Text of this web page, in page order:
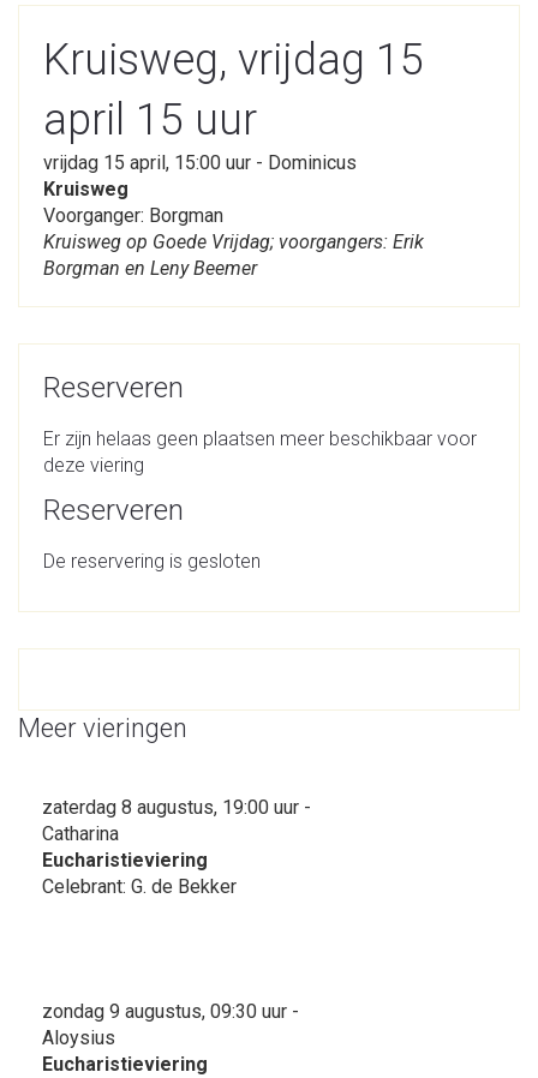
Kruisweg, vrijdag 15
april 15 uur
vrijdag 15 april, 15:00 uur - Dominicus
Kruisweg
Voorganger: Borgman
Kruisweg op Goede Vrijdag; voorgangers: Erik
Borgman en Leny Beemer
Reserveren
Er zijn helaas geen plaatsen meer beschikbaar voor
deze viering
Reserveren
De reservering is gesloten
Meer vieringen
zaterdag 8 augustus, 19:00 uur -
Catharina
Eucharistieviering
Celebrant: G. de Bekker
zondag 9 augustus, 09:30 uur -
Aloysius
Eucharistieviering